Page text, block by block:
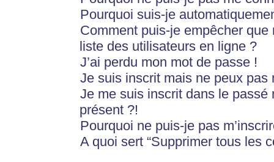
Pourquoi suis-je
Comment puis-je empêcher
liste des utilisateurs en ligne ?
J’ai perdu mon mot de passe !
Je suis inscrit mais ne peux pas
Je me suis inscrit dans le
présent ?!
Pourquoi ne puis-je pas
A quoi sert “Supprimer tous les